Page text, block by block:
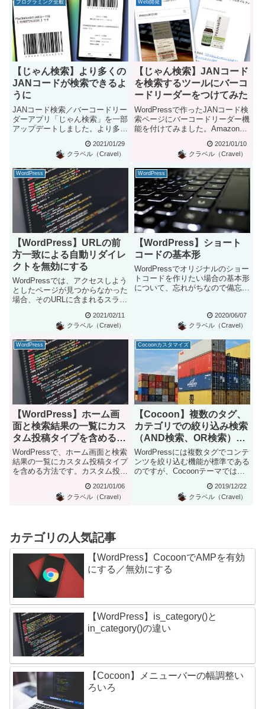
プログラミング全般
【じゃん検索】より多くの
JANコードが検索できるよ
うに
JANコード検索／バーコードリー
ダーアプリ「じゃん検索」を一部
アップデートしました。より多く
2021/01/29
クラベル（Cravel）
Web開発
【じゃん検索】JANコード
を検索するツールにバーコ
ードリーダーをつけてみた
WordPressで作ったJANコード検
索ページにバーコードリーダー機
能を付けてみました。Amazon
2021/01/10
クラベル（Cravel）
WordPress
【WordPress】URLの前
方一致による自動リダイレ
クトを無効にする
WordPressでは、アクセスしよう
としたページが見つからなかった
場合、そのURLに含まれるスラッ
2021/02/11
クラベル（Cravel）
WordPress
【WordPress】ショート
コードの基本形
WordPressでオリジナルのショー
トコードを作りたい場合の基本形
について、忘れがちなので備忘録
2020/06/07
クラベル（Cravel）
WordPress
【WordPress】ホーム画
面と検索結果の一覧にカス
タム投稿タイプを含める方
法
WordPressで、ホーム画面と検索
結果の一覧にカスタム投稿タイプ
を含める方法です。カスタム投稿
2021/01/06
クラベル（Cravel）
Cocoonカスタマイズ
【Cocoon】複数のタグ、
カテゴリでの絞り込み検索
（AND検索、OR検索）に
対応するカスタマイズ
WordPressには複数タグでコンテ
ンツを絞り込む機能が標準である
のですが、Cocoonテーマでは絞
2019/12/22
クラベル（Cravel）
カテゴリの人気記事
【WordPress】CocoonでAMPを有効
にする／無効にする
【WordPress】is_category()と
in_category()の違い
【Cocoon】メニューバーの幅調整い
ろいろ